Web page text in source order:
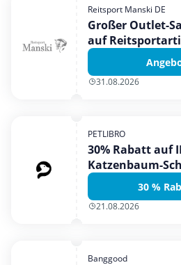
Urlaub & Reise
Reitsport Manski DE
Großer Outlet-
auf
31.08.2026
PETLIBRO
30% Rabatt auf
Katzenbaum-
30 %
21.08.2026
Banggood